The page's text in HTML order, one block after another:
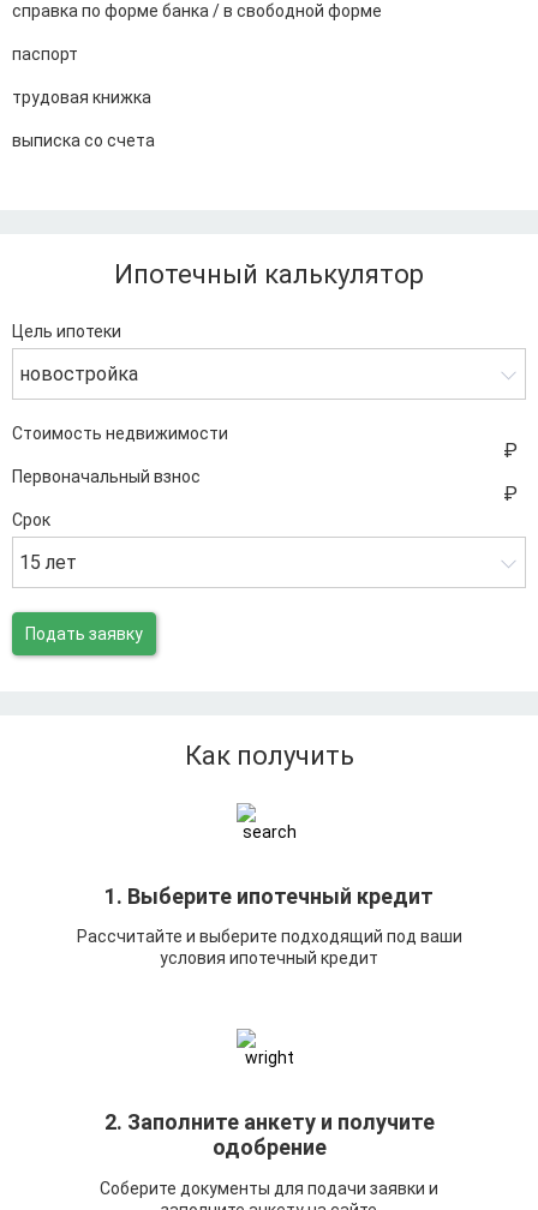
справка по форме банка / в свободной форме
паспорт
трудовая книжка
выписка со счета
Ипотечный калькулятор
Цель ипотеки
новостройка
Стоимость недвижимости
Первоначальный взнос
Срок
15 лет
Подать заявку
Как получить
1. Выберите ипотечный кредит
Рассчитайте и выберите подходящий под ваши
условия ипотечный кредит
2. Заполните анкету и получите
одобрение
Соберите документы для подачи заявки и